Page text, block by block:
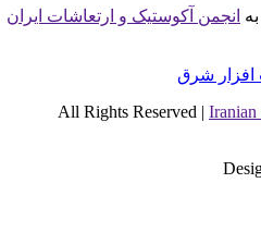
انجمن آکوستیک و ارتعاشات ایران
شرق